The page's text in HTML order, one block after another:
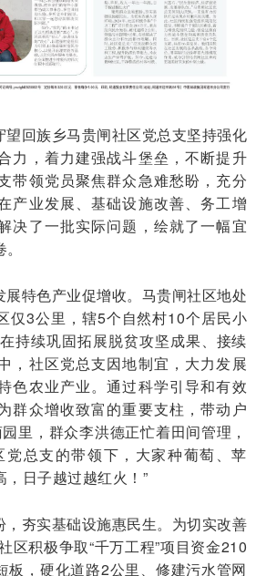
望回族乡马贵闸社区党总支坚持强化
力，着力建强战斗堡垒，不断提升
带领党员聚焦群众急难愁盼，充分
产业发展、基础设施改善、务工增
决了一批实际问题，绘就了一幅宜
展特色产业促增收。马贵闸社区地处
仅3公里，辖5个自然村10个居民小
持续巩固拓展脱贫攻坚成果、接续
，社区党总支因地制宜，大力发展
色农业产业。通过科学引导和有效
群众增收致富的重要支柱，带动户
里，群众李洪德正忙着田间管理，
党总支的带领下，大家种葡萄、苹
日子越过越红火！”
，夯实基础设施惠民生。为切实改善
区积极争取“千万工程”项目资金210
板，硬化道路2公里、修建污水管网